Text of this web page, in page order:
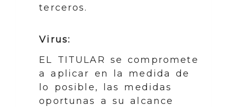
terceros.
Virus:
EL TITULAR se compromete
a aplicar en la medida de
lo posible, las medidas
oportunas a su alcance